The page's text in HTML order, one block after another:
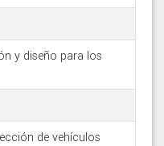
y diseño para los
de vehículos